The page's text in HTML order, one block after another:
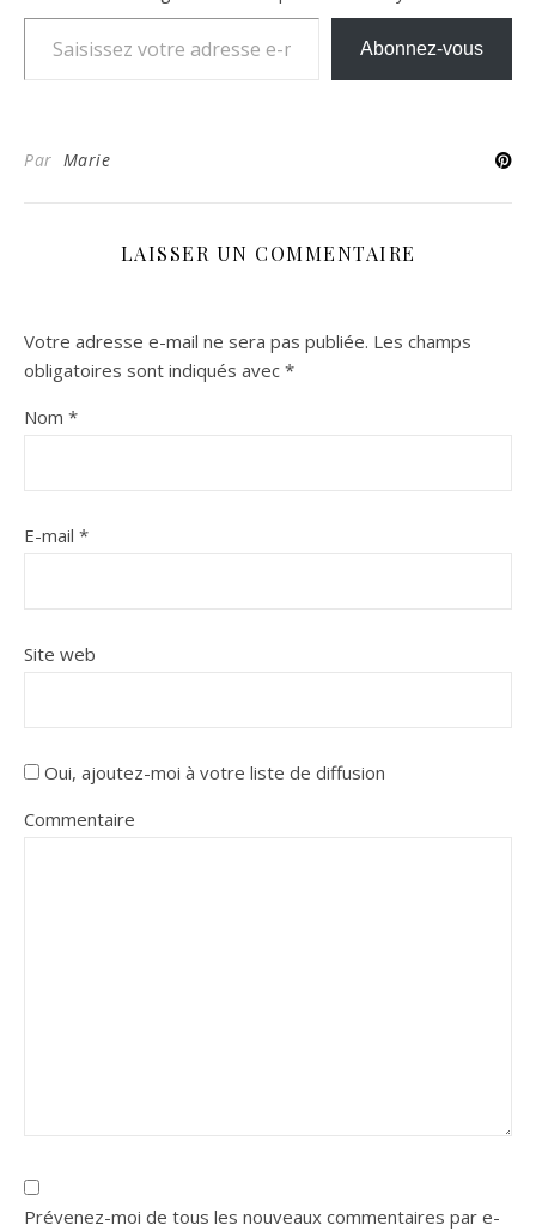
Saisissez votre adresse e-mail…
Abonnez-vous
Par Marie
LAISSER UN COMMENTAIRE
Votre adresse e-mail ne sera pas publiée. Les champs
obligatoires sont indiqués avec *
Nom *
E-mail *
Site web
Oui, ajoutez-moi à votre liste de diffusion
Commentaire
Prévenez-moi de tous les nouveaux commentaires par e-